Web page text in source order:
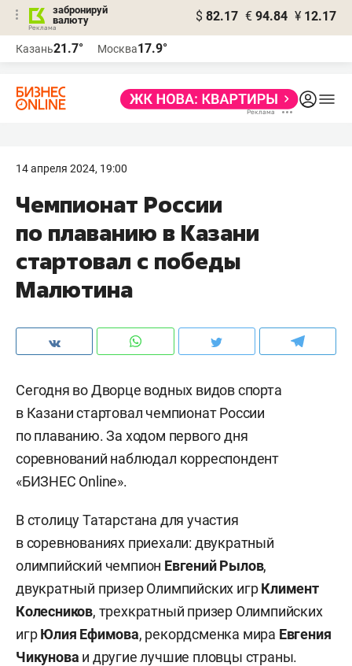
забронируй
валюту
$ 82.17 € 94.84 ¥ 12.17
Казань21.7° Москва17.9°
14 апреля 2024, 19:00
Чемпионат России
по плаванию в Казани
стартовал с победы
Малютина
Сегодня во Дворце водных видов спорта
в Казани стартовал чемпионат России
по плаванию. За ходом первого дня
соревнований наблюдал корреспондент
«БИЗНЕС Online».
В столицу Татарстана для участия
в соревнованиях приехали: двукратный
олимпийский чемпион Евгений Рылов,
двукратный призер Олимпийских игрКлимент
Колесников, трехкратный призер Олимпийских
игрЮлия Ефимова, рекордсменка мира Евгения
Чикунова и другие лучшие пловцы страны.